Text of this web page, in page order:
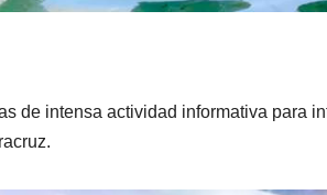
de intensa actividad informativa para